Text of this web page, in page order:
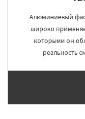
Алюминиевый
широко
которыми он
реальность